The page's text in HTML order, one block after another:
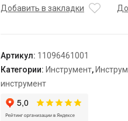
запрессовочных
light2
/
A-
light2
Добавить в закладки
Артикул: 11096461001
Категории: Инструмент,
инструмент